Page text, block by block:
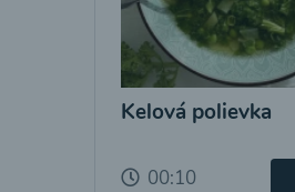
Kelová polievka
00:10